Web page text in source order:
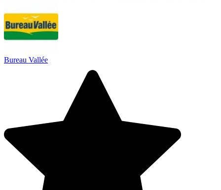
Bureau Vallée